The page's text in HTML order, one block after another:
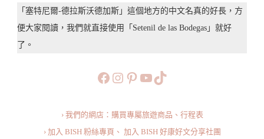
特
尼
拉
沃
德
「塞特尼爾-德拉斯沃德加斯」這個地方的中文名真的好長，方
便大家閱讀，我們就直接使用「Setenil de las Bodegas」就好
了。
https://www.facebook.com/
https://
https://
旅行美食小短片TikTok
› 我們的網店：購買專屬旅遊商品、行程表
› 加入 BISH 粉絲專頁、 加入 BISH 好康好文分享社團